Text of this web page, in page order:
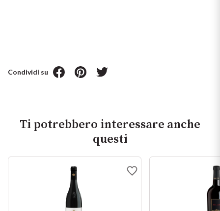
Condividi su
Ti potrebbero interessare anche
questi